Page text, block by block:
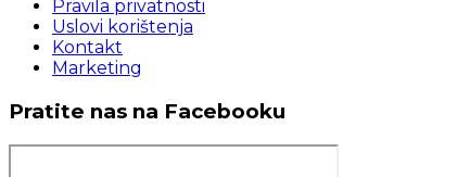
Pravila privatnosti
Uslovi korištenja
Kontakt
Marketing
Pratite nas na Facebooku